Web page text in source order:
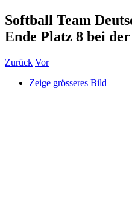
Softball Team
Ende Platz 8 bei
Zurück Vor
Zeige grösseres Bild